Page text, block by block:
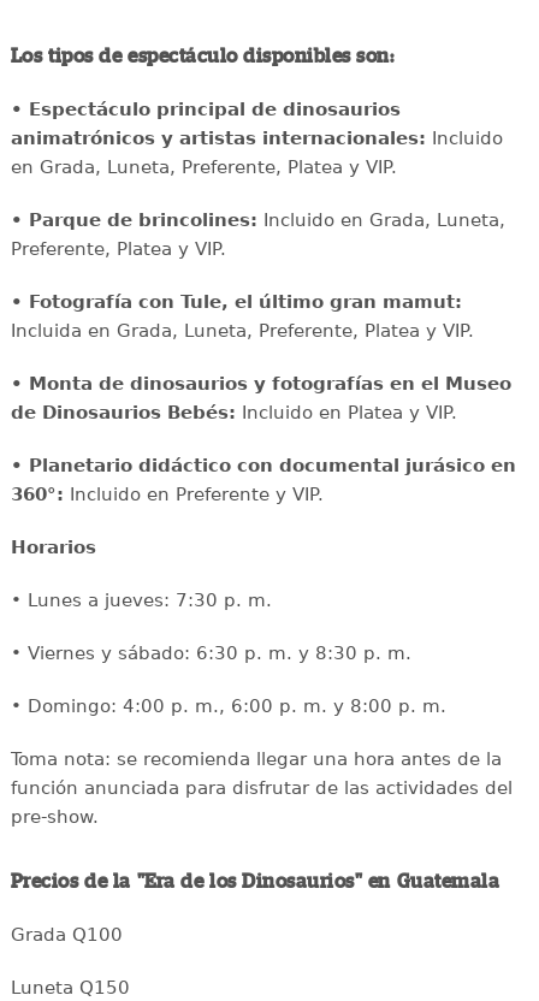
Los tipos de espectáculo disponibles son:
• Espectáculo principal de dinosaurios
animatrónicos y artistas internacionales: Incluido
en Grada, Luneta, Preferente, Platea y VIP.
• Parque de brincolines: Incluido en Grada, Luneta,
Preferente, Platea y VIP.
• Fotografía con Tule, el último gran mamut:
Incluida en Grada, Luneta, Preferente, Platea y VIP.
• Monta de dinosaurios y fotografías en el Museo
de Dinosaurios Bebés: Incluido en Platea y VIP.
• Planetario didáctico con documental jurásico en
360°: Incluido en Preferente y VIP.
Horarios
• Lunes a jueves: 7:30 p. m.
• Viernes y sábado: 6:30 p. m. y 8:30 p. m.
• Domingo: 4:00 p. m., 6:00 p. m. y 8:00 p. m.
Toma nota: se recomienda llegar una hora antes de la
función anunciada para disfrutar de las actividades del
pre-show.
Precios de la "Era de los Dinosaurios" en Guatemala
Grada Q100
Luneta Q150